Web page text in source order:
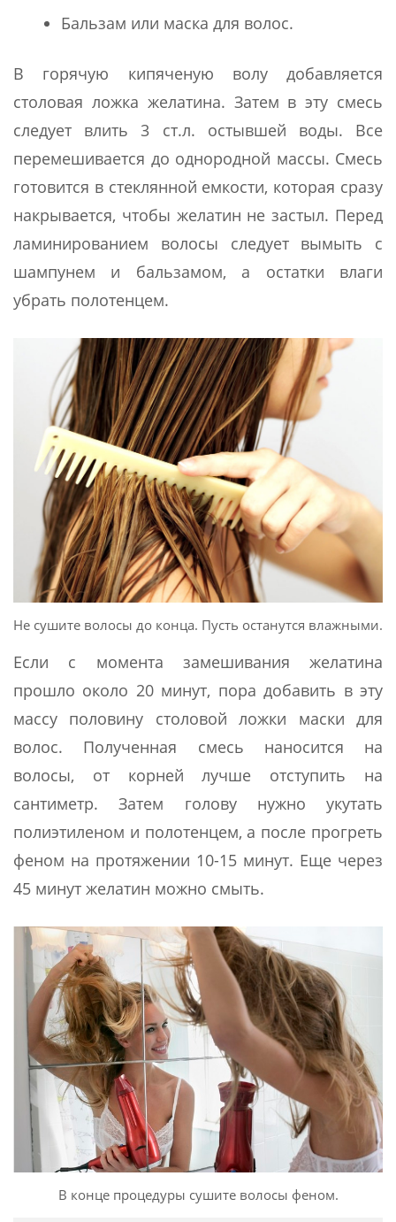
Бальзам или маска для волос.
В горячую кипяченую волу добавляется
столовая ложка желатина. Затем в эту смесь
следует влить 3 ст.л. остывшей воды. Все
перемешивается до однородной массы. Смесь
готовится в стеклянной емкости, которая сразу
накрывается, чтобы желатин не застыл. Перед
ламинированием волосы следует вымыть с
шампунем и бальзамом, а остатки влаги
убрать полотенцем.
Не сушите волосы до конца. Пусть останутся влажными.
Если с момента замешивания желатина
прошло около 20 минут, пора добавить в эту
массу половину столовой ложки маски для
волос. Полученная смесь наносится на
волосы, от корней лучше отступить на
сантиметр. Затем голову нужно укутать
полиэтиленом и полотенцем, а после прогреть
феном на протяжении 10-15 минут. Еще через
45 минут желатин можно смыть.
В конце процедуры сушите волосы феном.